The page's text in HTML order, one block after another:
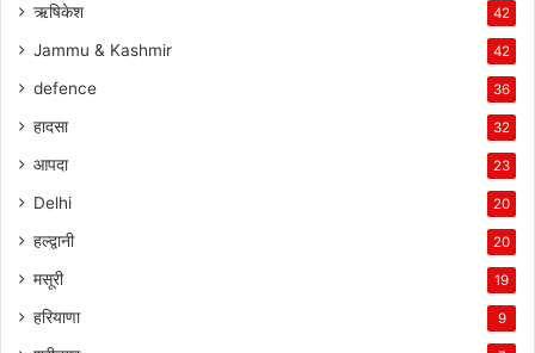
ऋषिकेश 42
Jammu & Kashmir 42
defence 36
हादसा 32
आपदा 23
Delhi 20
हल्द्वानी 20
मसूरी 19
हरियाणा 9